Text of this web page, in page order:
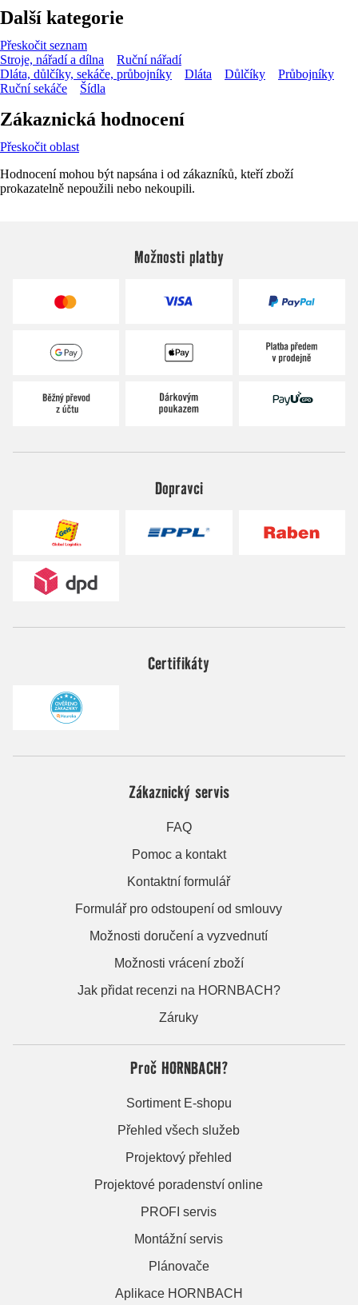
Další kategorie
Přeskočit seznam
Stroje, nářadí a dílna
Ruční nářadí
Dláta, důlčíky, sekáče, průbojníky
Dláta Důlčíky
Průbojníky
Ruční sekáče
Šídla
Zákaznická hodnocení
Přeskočit oblast
Hodnocení mohou být napsána i od zákazníků, kteří zboží
prokazatelně nepoužili nebo nekoupili.
Možnosti platby
Dopravci
Certifikáty
Zákaznický servis
FAQ
Pomoc a kontakt
Kontaktní formulář
Formulář pro odstoupení od smlouvy
Možnosti doručení a vyzvednutí
Možnosti vrácení zboží
Jak přidat recenzi na HORNBACH?
Záruky
Proč HORNBACH?
Sortiment E-shopu
Přehled všech služeb
Projektový přehled
Projektové poradenství online
PROFI servis
Montážní servis
Plánovače
Aplikace HORNBACH